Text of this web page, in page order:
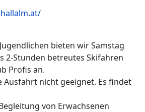
bieten wir Samstag
2-Stunden betreutes Skifahren
Profis an.
Ausfahrt nicht geeignet. Es findet
von Erwachsenen